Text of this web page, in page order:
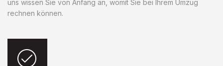
uns wissen Sie von Anfang an, womit Sie bei Ihrem Umzug
rechnen können.